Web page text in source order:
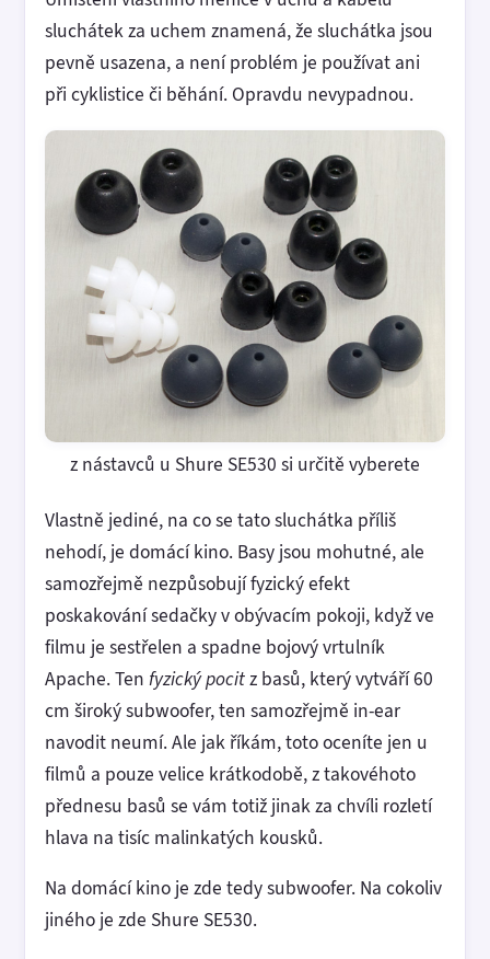
sluchátek za uchem znamená, že sluchátka jsou
pevně usazena, a není problém je používat ani
při cyklistice či běhání. Opravdu nevypadnou.
z nástavců u Shure SE530 si určitě vyberete
Vlastně jediné, na co se tato sluchátka příliš
nehodí, je domácí kino. Basy jsou mohutné, ale
samozřejmě nezpůsobují fyzický efekt
poskakování sedačky v obývacím pokoji, když ve
filmu je sestřelen a spadne bojový vrtulník
Apache. Ten fyzický pocitz basů, který vytváří 60
cm široký subwoofer, ten samozřejmě in-ear
navodit neumí. Ale jak říkám, toto oceníte jen u
filmů a pouze velice krátkodobě, z takovéhoto
přednesu basů se vám totiž jinak za chvíli rozletí
hlava na tisíc malinkatých kousků.
Na domácí kino je zde tedy subwoofer. Na cokoliv
jiného je zde Shure SE530.